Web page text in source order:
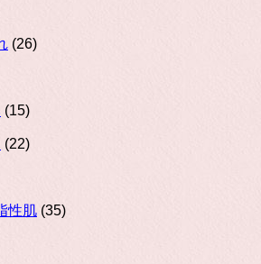
(26)
(15)
(22)
性肌 (35)